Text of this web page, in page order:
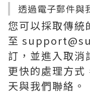
透過電子郵件與
您可以採取傳統
至
訂，並進入取消
更快的處理方式
天與我們聯絡。